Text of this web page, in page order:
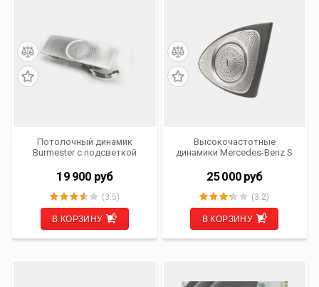
Потолочный динамик
Burmester с подсветкой
Benz E Class (W213) от 2016
г.в. LI-RF-MBW213
19 900 руб
(3.5)
В КОРЗИНУ
Высокочастотные
динамики Mercedes-Benz S
г.в. 3D-Tweeter Burmester
Style с подсветкой Ambient
IV-3D-MBS-13
25 000 руб
(3.2)
В КОРЗИНУ